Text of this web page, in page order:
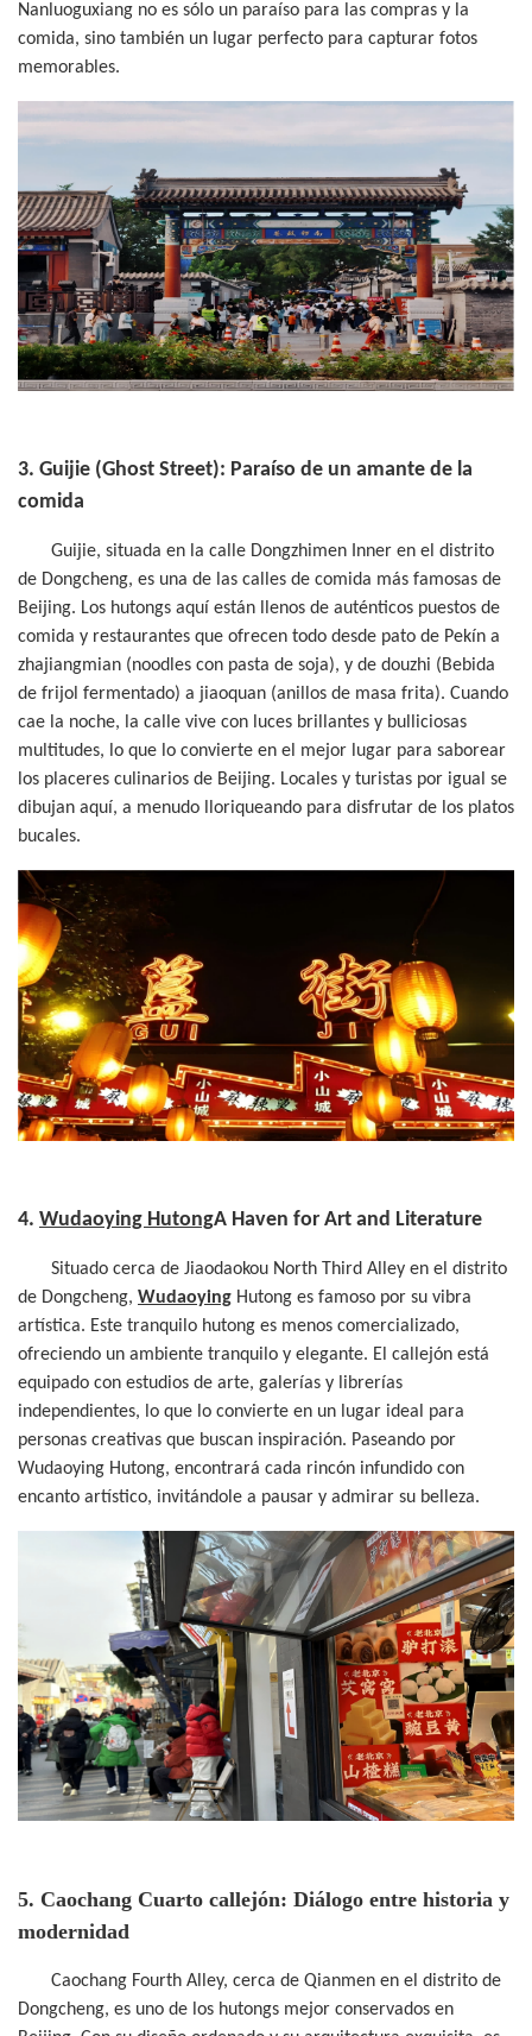
Nanluoguxiang no es sólo un paraíso para las compras y la
comida, sino también un lugar perfecto para capturar fotos
memorables.
3. Guijie (Ghost Street): Paraíso de un amante de la
comida
Guijie, situada en la calle Dongzhimen Inner en el distrito
de Dongcheng, es una de las calles de comida más famosas de
Beijing. Los hutongs aquí están llenos de auténticos puestos de
comida y restaurantes que ofrecen todo desde pato de Pekín a
zhajiangmian (noodles con pasta de soja), y de douzhi (Bebida
de frijol fermentado) a jiaoquan (anillos de masa frita). Cuando
cae la noche, la calle vive con luces brillantes y bulliciosas
multitudes, lo que lo convierte en el mejor lugar para saborear
los placeres culinarios de Beijing. Locales y turistas por igual se
dibujan aquí, a menudo lloriqueando para disfrutar de los platos
bucales.
4. Wudaoying HutongA Haven for Art and Literature
Situado cerca de Jiaodaokou North Third Alley en el distrito
de Dongcheng, Wudaoying Hutong es famoso por su vibra
artística. Este tranquilo hutong es menos comercializado,
ofreciendo un ambiente tranquilo y elegante. El callejón está
equipado con estudios de arte, galerías y librerías
independientes, lo que lo convierte en un lugar ideal para
personas creativas que buscan inspiración. Paseando por
Wudaoying Hutong, encontrará cada rincón infundido con
encanto artístico, invitándole a pausar y admirar su belleza.
5. Caochang Cuarto callejón: Diálogo entre historia y
modernidad
Caochang Fourth Alley, cerca de Qianmen en el distrito de
Dongcheng, es uno de los hutongs mejor conservados en